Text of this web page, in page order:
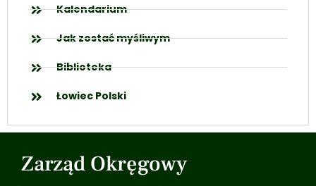
Kalendarium
Jak zostać myśliwym
Biblioteka
Łowiec Polski
Zarząd Okręgowy